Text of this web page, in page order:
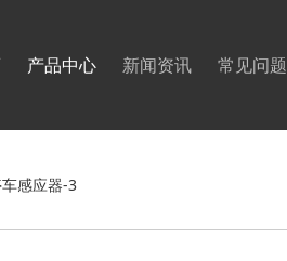
产品中心 新闻资讯 常见问题
车感应器-3
感应器-3